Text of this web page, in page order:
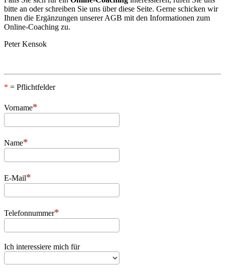
bitte an oder schreiben Sie uns über diese Seite. Gerne schicken wir
Ihnen die Ergänzungen unserer AGB mit den Informationen zum
Online-Coaching zu.
Peter Kensok
* = Pflichtfelder
Vorname
Name
E-Mail
Telefonnummer
Ich interessiere mich für